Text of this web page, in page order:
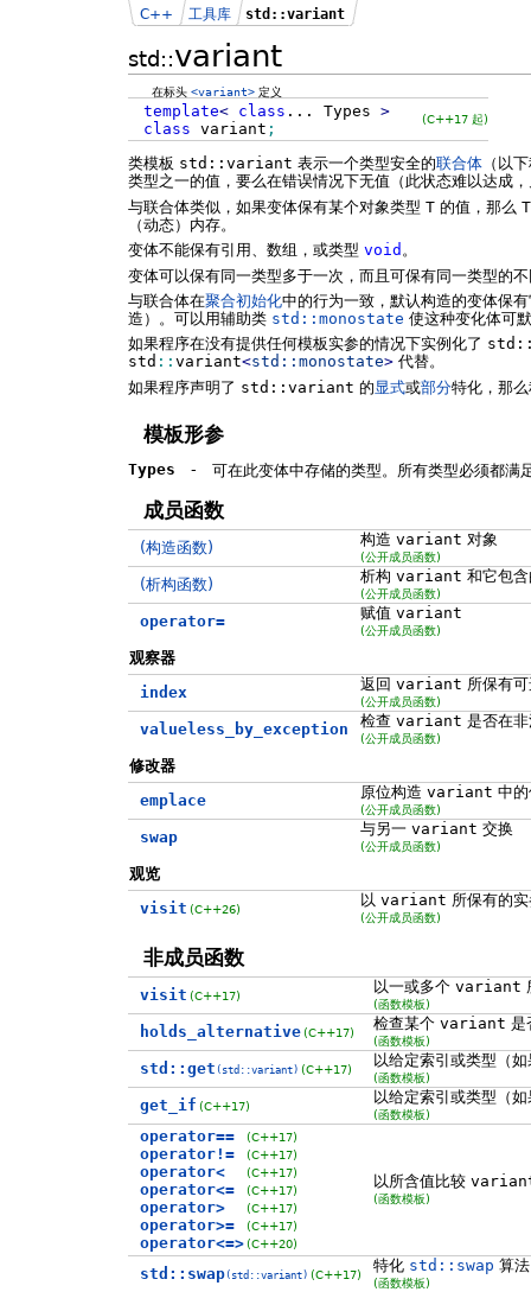
std::variant
C++ 工具库 std::variant
在标头<variant> 定义
template< class ... Types >
class variant ;
(C++17 起)
类模板 std::variant 表示一个类型安全的联合体 （以
类型之一的值，要么在错误情况下无值（此状态难以达成
与联合体类似，如果变体保有某个对象类型 T 的值，那么 T
（动态）内存。
变体不能保有引用、数组，或类型 void 。
变体可以保有同一类型多于一次，而且可保有同一类型的
与联合体在聚合初始化中的行为一致，默认构造的变体保
造）。可以用辅助类 std::monostate 使这种变化体可
如果程序在没有提供任何模板实参的情况下实例化了
std :: variant<std:: monostate> 代替。
如果程序声明了 std::variant 的显式或部分特化，那
模板形参
Types - 可在此变体中存储的类型。所有类型必须都满
成员函数
(构造函数) 构造 variant 对象
(公开成员函数)
(析构函数) 析构 variant 和它包
(公开成员函数)
operator= 赋值 variant
(公开成员函数)
观察器
index
返回 variant 所保有
(公开成员函数)
valueless_by_exception 检查 variant 是否在
(公开成员函数)
修改器
emplace
原位构造 variant 中
(公开成员函数)
swap 与另一 variant 交换
(公开成员函数)
观览
visit (C++26) 以 variant 所保有的
(公开成员函数)
非成员函数
visit (C++17) 以一或多个 variant
(函数模板)
holds_alternative (C++17) 检查某个 variant 是
(函数模板)
std::get (std::variant) (C++17) 以给定索引或类型（
(函数模板)
get_if (C++17) 以给定索引或类型（
(函数模板)
operator==
operator!=
operator<
operator<=
operator>
operator>=
operator<=>
(C++17)
(C++17)
(C++17)
(C++17)
(C++17)
(C++17)
(C++20)
以所含值比较
(函数模板)
std::swap(std::variant) (C++17) 特化 std::swap 算法
(函数模板)